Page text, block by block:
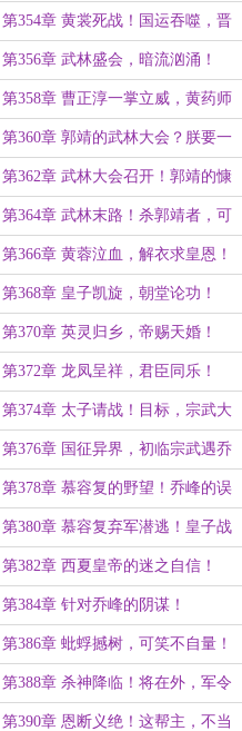
色魔神屠戮蒙元！
第354章 黄裳死战！国运吞噬，晋
升皇朝！
第356章 武林盛会，暗流汹涌！
第358章 曹正淳一掌立威，黄药师
大开杀戒！
第360章 郭靖的武林大会？朕要一
网打尽！
第362章 武林大会召开！郭靖的慷
慨陈词！
第364章 武林末路！杀郭靖者，可
活！
第366章 黄蓉泣血，解衣求皇恩！
第368章 皇子凯旋，朝堂论功！
第370章 英灵归乡，帝赐天婚！
第372章 龙凤呈祥，君臣同乐！
第374章 太子请战！目标，宗武大
世界！
第376章 国征异界，初临宗武遇乔
峰！
第378章 慕容复的野望！乔峰的误
判！
第380章 慕容复弃军潜逃！皇子战
乔峰！
第382章 西夏皇帝的迷之自信！
第384章 针对乔峰的阴谋！
第386章 蚍蜉撼树，可笑不自量！
第388章 杀神降临！将在外，军令
有所不受！
第390章 恩断义绝！这帮主，不当